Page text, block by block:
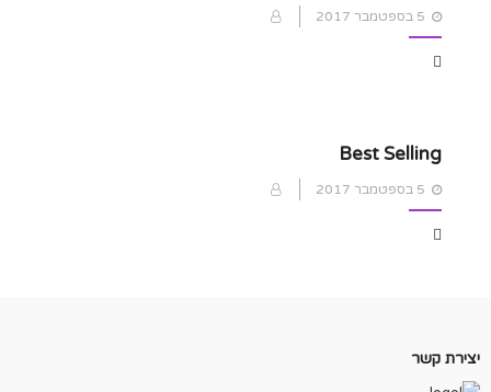
Posted
on
5 בספטמבר 2017
Best Selling
Posted
on
5 בספטמבר 2017
יצירת קשר